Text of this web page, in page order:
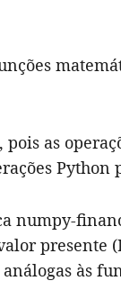
as
Python
numpy-
presente
às